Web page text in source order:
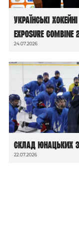
Українські
Exposure Combine
24.07.2026
Склад юнацьких
22.07.2026